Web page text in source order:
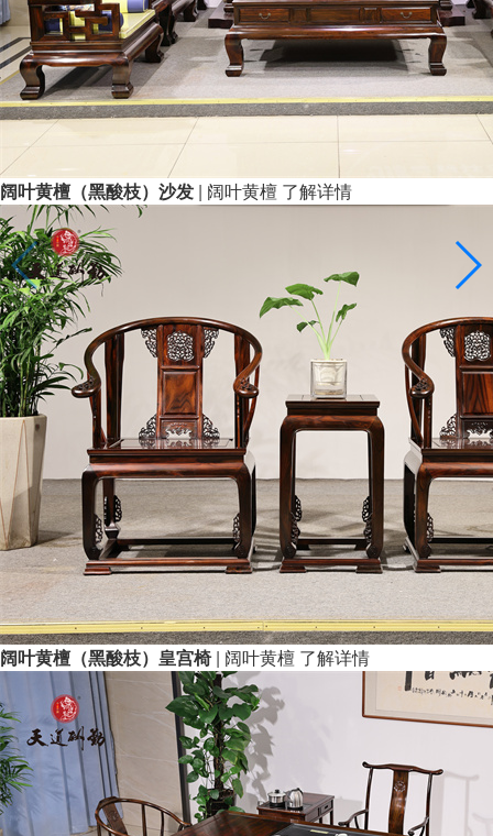
阔叶黄檀（黑酸枝）沙发 | 阔叶黄檀 了解详情
阔叶黄檀（黑酸枝）皇宫椅| 阔叶黄檀 了解详情